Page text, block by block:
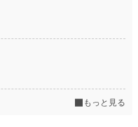
もっと見る